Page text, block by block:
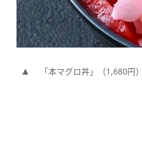
「本マグロ丼」（1,680円）